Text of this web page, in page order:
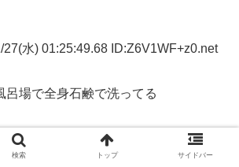
27(水) 01:25:49.68 ID:Z6V1WF+z0.net
呂場で全身石鹸で洗ってる
26(火) 04:30:00.65 ID:T7rJ+RPs0.net
検索 トップ サイドバー